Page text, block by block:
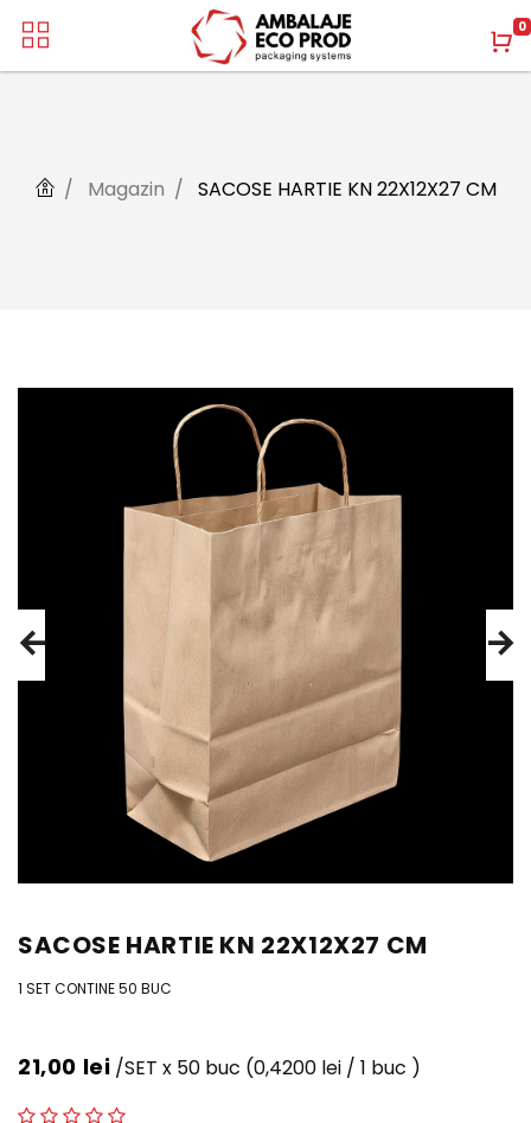
0
Magazin SACOSE HARTIE KN 22X12X27 CM
SACOSE HARTIE KN 22X12X27 CM
1 SET CONTINE 50 BUC
21,00 lei /SET x 50 buc (0,4200 lei / 1 buc )